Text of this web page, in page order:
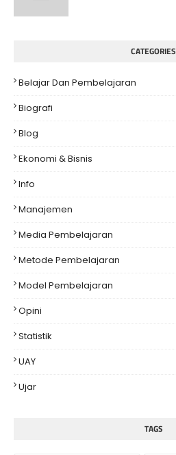
CATEGORIES
Belajar Dan Pembelajaran
Biografi
Blog
Ekonomi & Bisnis
Info
Manajemen
Media Pembelajaran
Metode Pembelajaran
Model Pembelajaran
Opini
Statistik
UAY
Ujar
TAGS